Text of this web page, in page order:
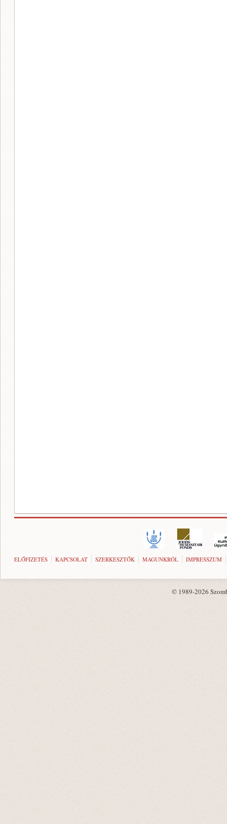
ELŐFIZETÉS KAPCSOLAT SZERKESZTŐK MAGUNKRÓL IMPRESSZUM
© 1989-2026